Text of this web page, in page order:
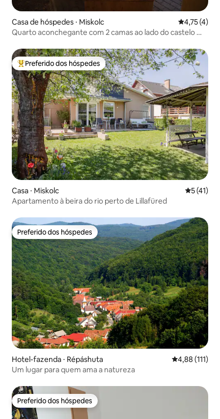
Casa de hóspedes ⋅ Miskolc 4,75 de
4,75 (4)
Quarto aconchegante com 2 camas ao lado do castelo —
Entre os melhores preferidos dos hóspedes
Preferido dos hóspedes
Casa ⋅ Miskolc 5 de uma
5 (41)
Apartamento à beira do rio perto de Lillafüred
Preferido dos hóspedes
Preferido dos hóspedes
Hotel-fazenda ⋅ Répáshuta 4,88 de uma
4,88 (111)
Um lugar para quem ama a natureza
Preferido dos hóspedes
Preferido dos hóspedes